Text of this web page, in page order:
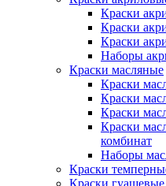
Краски
Краски
Краски
Наборы
Краски масляные
Краски
Краски
Краски
Краски
комбинат
Наборы
Краски
Краски